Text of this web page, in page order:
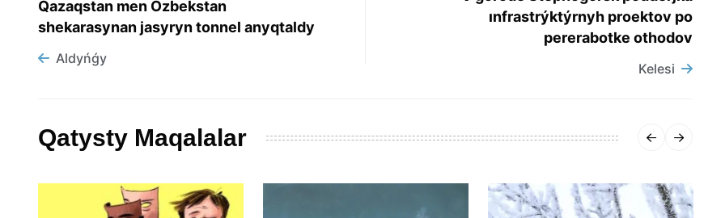
Qazaqstan men Ózbekstan
shekarasynan jasyryn tonnel anyqtaldy
Aldyńǵy
ınfrastrýktýrnyh proektov po
pererabotke othodov
Kelesi
Qatysty Maqalalar